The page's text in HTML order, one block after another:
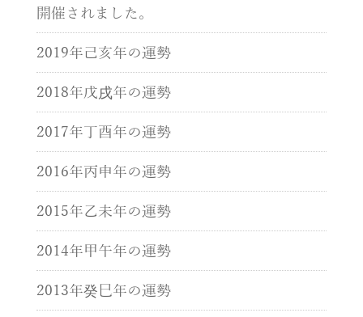
開催されました。
2019年己亥年の運勢
2018年戊戌年の運勢
2017年丁酉年の運勢
2016年丙申年の運勢
2015年乙未年の運勢
2014年甲午年の運勢
2013年癸巳年の運勢